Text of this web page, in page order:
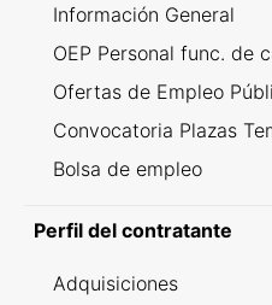
Información General
OEP Personal func. de
Ofertas de Empleo
Convocatoria Plazas
Bolsa de empleo
Perfil del contratante
Adquisiciones